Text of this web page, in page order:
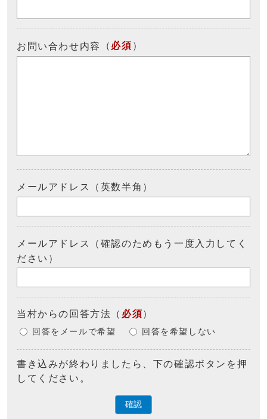
お問い合わせ内容 （ 必須 ）
メールアドレス（英数半角）
メールアドレス（確認のためもう一度入力してく
ださい）
当村からの回答方法 （ 必須）
回答をメールで希望 回答を希望しない
書き込みが終わりましたら、下の確認ボタンを押
してください。
確認